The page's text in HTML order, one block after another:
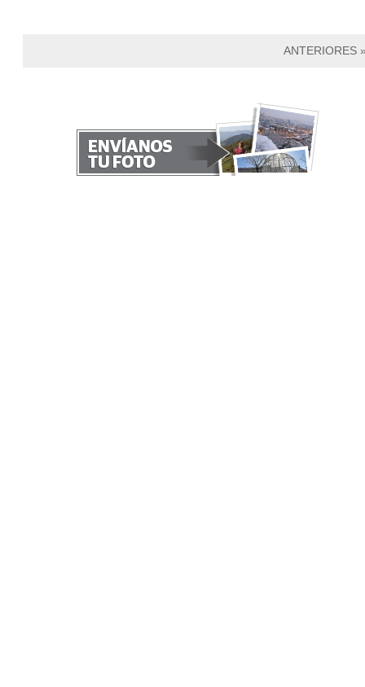
ANTERIORES